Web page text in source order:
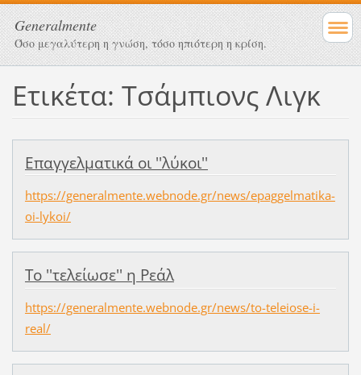
Generalmente
Όσο μεγαλύτερη η γνώση, τόσο ηπιότερη η κρίση.
Ετικέτα: Τσάμπιονς Λιγκ
Επαγγελματικά οι ''λύκοι''
https://generalmente.webnode.gr/news/epaggelmatika-
oi-lykoi/
Το ''τελείωσε'' η Ρεάλ
https://generalmente.webnode.gr/news/to-teleiose-i-
real/